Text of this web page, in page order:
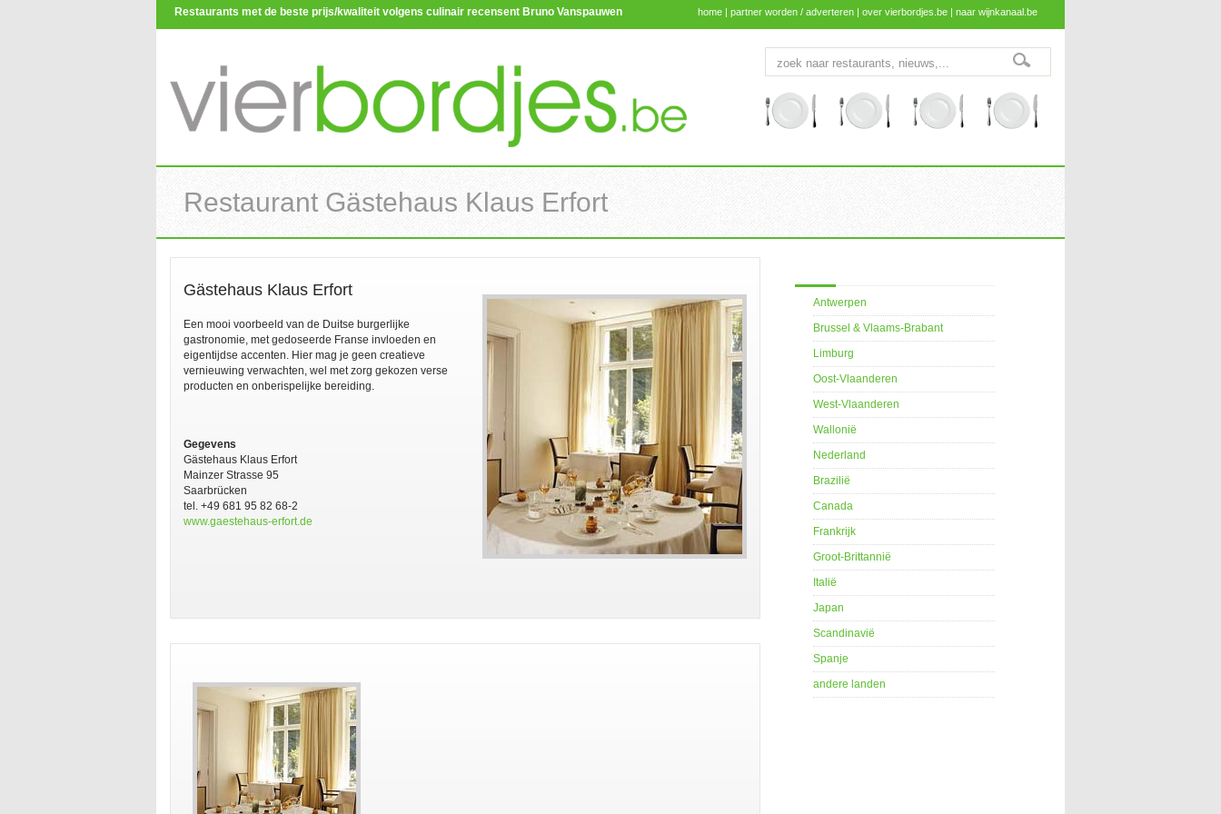
Restaurants met de beste prijs/kwaliteit volgens culinair recensent Bruno Vanspauwen home | partner worden / adverteren | over vierbordjes.be | naar wijnkanaal.be
Restaurant Gästehaus Klaus Erfort
Gästehaus Klaus Erfort
Een mooi voorbeeld van de Duitse burgerlijke
gastronomie, met gedoseerde Franse invloeden en
eigentijdse accenten. Hier mag je geen creatieve
vernieuwing verwachten, wel met zorg gekozen verse
producten en onberispelijke bereiding.
Gegevens
Gästehaus Klaus Erfort
Mainzer Strasse 95
Saarbrücken
tel. +49 681 95 82 68-2
www.gaestehaus-erfort.de
Antwerpen
Brussel & Vlaams-Brabant
Limburg
Oost-Vlaanderen
West-Vlaanderen
Wallonië
Nederland
Brazilië
Canada
Frankrijk
Groot-Brittannië
Italië
Japan
Scandinavië
Spanje
andere landen